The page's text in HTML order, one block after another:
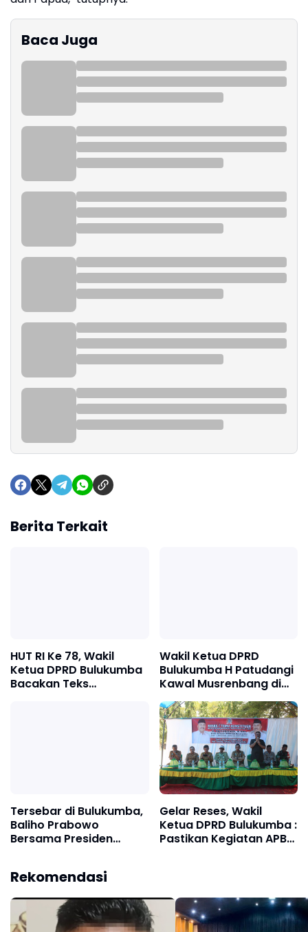
Baca Juga
Berita Terkait
HUT RI Ke 78, Wakil
Ketua DPRD Bulukumba
Bacakan Teks
Wakil Ketua DPRD
Bulukumba H Patudangi
Kawal Musrenbang di
Kelurahan Tanah Lemo
Tersebar di Bulukumba,
Baliho Prabowo
Bersama Presiden
Gelar Reses, Wakil
Ketua DPRD Bulukumba :
Pastikan Kegiatan APBD
Rekomendasi